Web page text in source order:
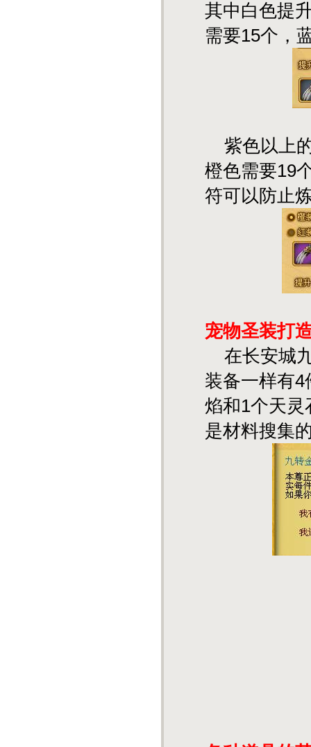
其中白色提
需要15个，
紫色以上
橙色需要19
符可以防止
宠物圣装打
在长安城
装备一样有
焰和1个天
是材料搜集